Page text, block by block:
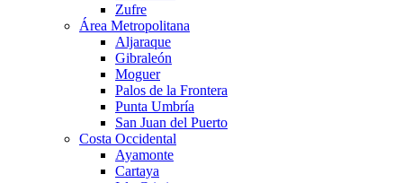
Zufre
Área Metropolitana
Aljaraque
Gibraleón
Moguer
Palos de la Frontera
Punta Umbría
San Juan del Puerto
Costa Occidental
Ayamonte
Cartaya